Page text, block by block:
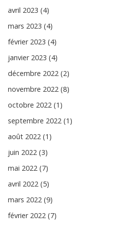
avril 2023 (4)
mars 2023 (4)
février 2023 (4)
janvier 2023 (4)
décembre 2022 (2)
novembre 2022 (8)
octobre 2022 (1)
septembre 2022 (1)
août 2022 (1)
juin 2022 (3)
mai 2022 (7)
avril 2022 (5)
mars 2022 (9)
février 2022 (7)